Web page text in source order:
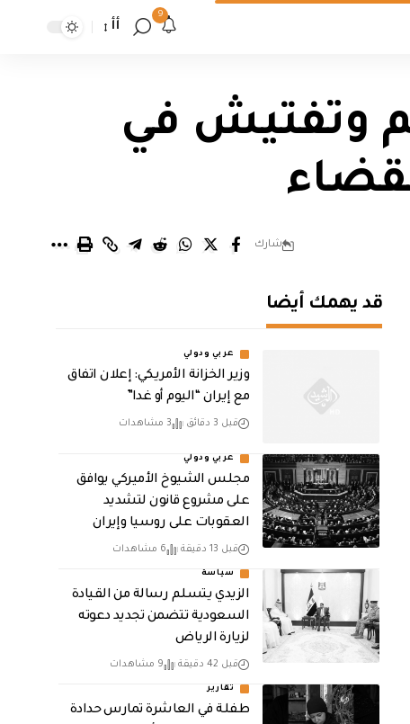
9
أأ
وتفتيش في
شارك
قد يهمك أيضا
عربي ودولي
وزير الخزانة الأمريكي: إعلان اتفاق
مع إيران “اليوم أو غدا”
قبل 3 دقائق 3 مشاهدات
عربي ودولي
مجلس الشيوخ الأميركي يوافق
على مشروع قانون لتشديد
العقوبات على روسيا وإيران
قبل 13 دقيقة 6 مشاهدات
سياسة
الزيدي يتسلم رسالة من القيادة
السعودية تتضمن تجديد دعوته
لزيارة الرياض
قبل 42 دقيقة 9 مشاهدات
تقارير
طفلة في العاشرة تمارس حدادة